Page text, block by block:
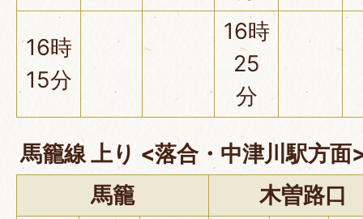
16時
15分
16時
25
分
馬籠線 上り <落合・中津川駅方面
馬籠
木曽路口